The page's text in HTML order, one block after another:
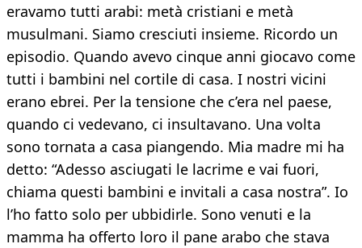
eravamo tutti arabi: metà cristiani e metà
musulmani. Siamo cresciuti insieme. Ricordo un
episodio. Quando avevo cinque anni giocavo come
tutti i bambini nel cortile di casa. I nostri vicini
erano ebrei. Per la tensione che c’era nel paese,
quando ci vedevano, ci insultavano. Una volta
sono tornata a casa piangendo. Mia madre mi ha
detto: “Adesso asciugati le lacrime e vai fuori,
chiama questi bambini e invitali a casa nostra”. Io
l’ho fatto solo per ubbidirle. Sono venuti e la
mamma ha offerto loro il pane arabo che stava